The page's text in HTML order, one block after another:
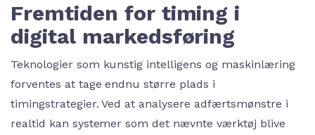
Fremtiden for timing i
digital markedsføring
Teknologier som kunstig intelligens og maskinlæring
forventes at tage endnu større plads i
timingstrategier. Ved at analysere adfærtsmønstre i
realtid kan systemer som det nævnte værktøj blive